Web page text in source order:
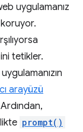
uygulamanız
koruyor.
tetikler.
arayüzü
prompt()